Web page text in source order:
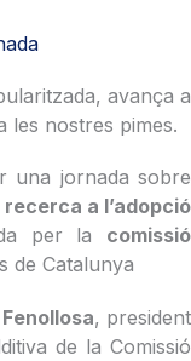
avança a
les nostres pimes.
una jornada sobre
recerca a l’adopció
per la comissió
de Catalunya
, president
de la Comissió